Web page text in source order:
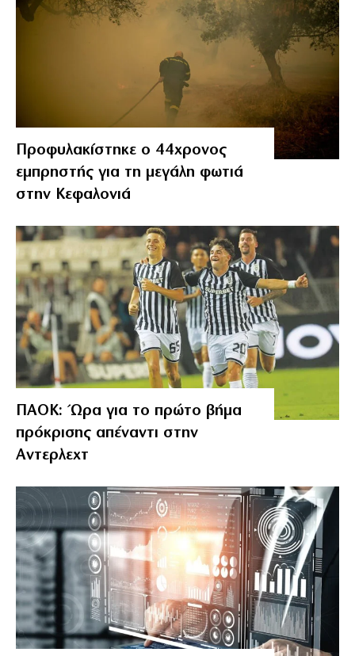
Προφυλακίστηκε ο 44χρονος
εμπρηστής για τη μεγάλη φωτιά
στην Κεφαλονιά
ΠΑΟΚ: Ώρα για το πρώτο βήμα
πρόκρισης απέναντι στην
Αντερλεχτ